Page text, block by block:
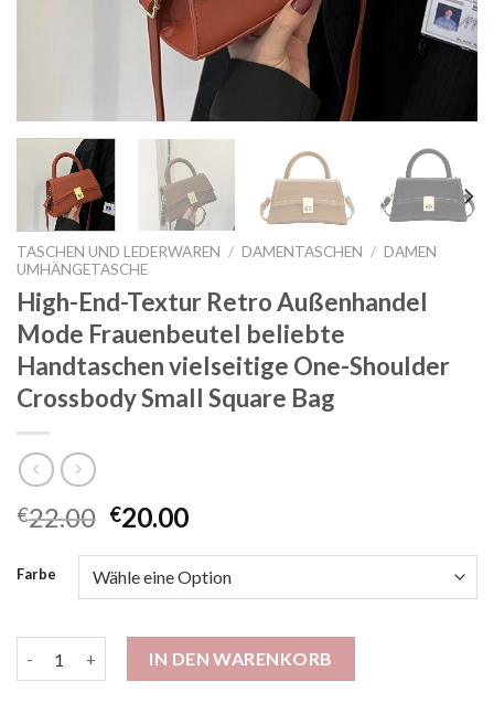
TASCHEN UND LEDERWAREN / DAMENTASCHEN / DAMEN
UMHÄNGETASCHE
High-End-Textur Retro Außenhandel
Mode Frauenbeutel beliebte
Handtaschen vielseitige One-Shoulder
Crossbody Small Square Bag
€22.00 €20.00
Farbe
IN DEN WARENKORB